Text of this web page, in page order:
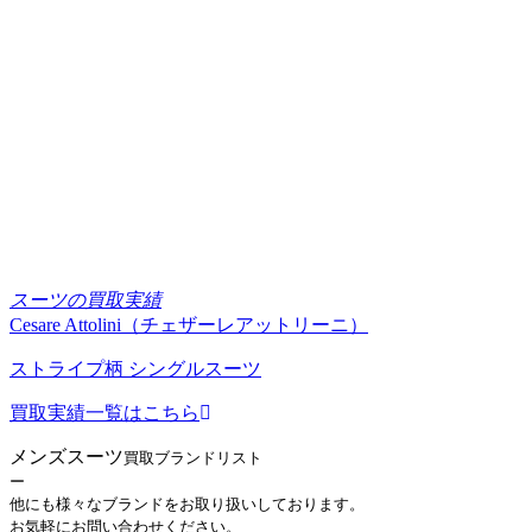
スーツの買取実績
Cesare Attolini（チェザーレアットリーニ）
ストライプ柄 シングルスーツ
買取実績一覧はこちら
メンズスーツ買取ブランドリスト
ー
他にも様々なブランドをお取り扱いしております。
お気軽にお問い合わせください。